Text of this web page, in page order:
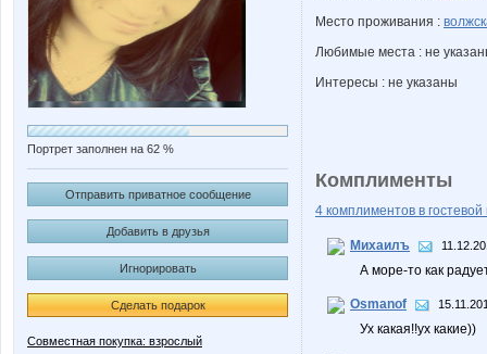
Портрет заполнен на 62 %
Отправить приватное сообщение
Добавить в друзья
Игнорировать
Сделать подарок
Совместная покупка: взрослый
Место проживания :
Любимые места : не
Интересы : не указаны
Комплименты
4 комплиментов в гостевой
Михаилъ
А море-то как
Osmanof
Ух какая!!ух какие))